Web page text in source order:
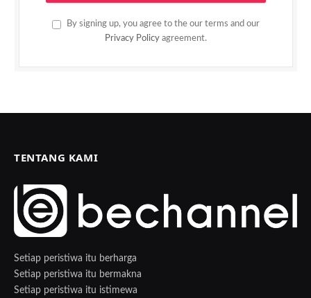
By signing up, you agree to the our terms and our
Privacy Policy agreement.
TENTANG KAMI
Setiap peristiwa itu berharga
Setiap peristiwa itu bermakna
Setiap peristiwa itu istimewa